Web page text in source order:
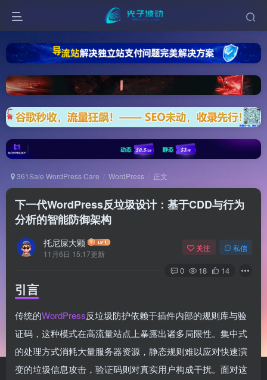
361Sale WordPress Care WordPress 正文
下一代WordPress反垃圾设计：基于CDD与行为
分析的智能防御架构
托尼屎大颗
11月6日 15:17更新
关注 私信
0 18 14
引言
传统的WordPress反垃圾防护依赖于插件内部的规则库与验
证码，这种模式在高流量站点上暴露出诸多局限性。集中式
的处理方式消耗大量服务器资源，静态规则难以应对快速演
变的垃圾信息攻击，验证码则对真实用户构成干扰。面对这